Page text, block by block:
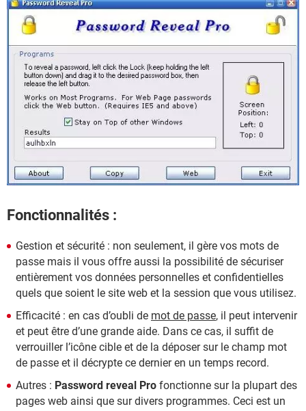
Fonctionnalités :
Gestion et sécurité : non seulement, il gère vos mots de
passe mais il vous offre aussi la possibilité de sécuriser
entièrement vos données personnelles et confidentielles
quels que soient le site web et la session que vous utilisez.
Efficacité : en cas d’oubli de mot de passe, il peut intervenir
et peut être d’une grande aide. Dans ce cas, il suffit de
verrouiller l’icône cible et de la déposer sur le champ mot
de passe et il décrypte ce dernier en un temps record.
Autres : Password reveal Pro fonctionne sur la plupart des
pages web ainsi que sur divers programmes. Ceci est un